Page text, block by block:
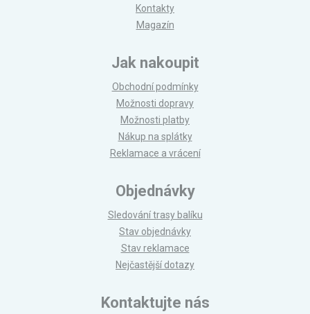
Kontakty
Magazín
Jak nakoupit
Obchodní podmínky
Možnosti dopravy
Možnosti platby
Nákup na splátky
Reklamace a vrácení
Objednávky
Sledování trasy balíku
Stav objednávky
Stav reklamace
Nejčastější dotazy
Kontaktujte nás